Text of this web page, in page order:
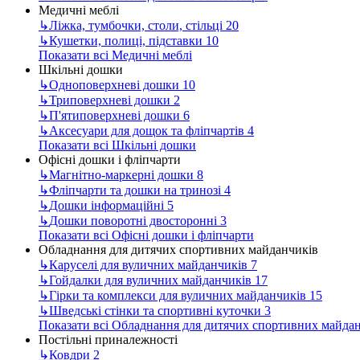
Медичні меблі
↳Ліжка, тумбочки, столи, стільці 20
↳Кушетки, полиці, підставки 10
Показати всі Медичні меблі
Шкільні дошки
↳Одноповерхневі дошки 10
↳Триповерхневі дошки 2
↳П'ятиповерхневі дошки 6
↳Аксесуари для дощок та фліпчартів 4
Показати всі Шкільні дошки
Офісні дошки і фліпчарти
↳Магнітно-маркерні дошки 8
↳Фліпчарти та дошки на тринозі 4
↳Дошки інформаційні 5
↳Дошки поворотні двосторонні 3
Показати всі Офісні дошки і фліпчарти
Обладнання для дитячих спортивних майданчиків
↳Каруселі для вуличних майданчиків 7
↳Гойдалки для вуличних майданчиків 17
↳Гірки та комплекси для вуличних майданчиків 15
↳Шведські стінки та спортивні куточки 3
Показати всі Обладнання для дитячих спортивних
Постільні приналежності
↳Ковдри 2